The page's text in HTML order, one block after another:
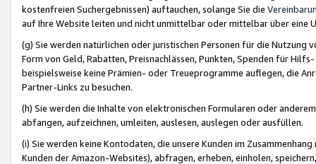
kostenfreien Suchergebnissen) auftauchen, solange Sie die
auf Ihre Website leiten und nicht unmittelbar oder mittelbar über eine
(g) Sie werden natürlichen oder juristischen Personen für die Nutzung
Form von Geld, Rabatten, Preisnachlässen, Punkten, Spenden für
beispielsweise keine Prämien- oder Treueprogramme auflegen, die
Partner-Links zu besuchen.
(h) Sie werden die Inhalte von elektronischen Formularen oder
abfangen, aufzeichnen, umleiten, auslesen, auslegen oder ausfüllen.
(i) Sie werden keine Kontodaten, die unsere Kunden im
Kunden der Amazon-Websites), abfragen, erheben, einholen,